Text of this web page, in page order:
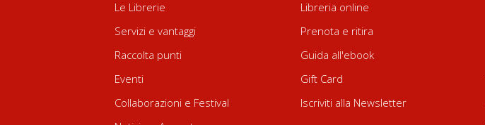
Le Librerie
Servizi e vantaggi
Raccolta punti
Eventi
Collaborazioni e Festival
Libreria online
Prenota e ritira
Guida all'ebook
Gift Card
Iscriviti alla Newsletter